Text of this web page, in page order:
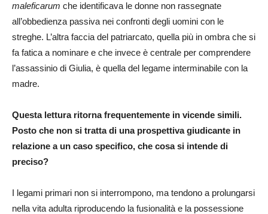
maleficarum che identificava le donne non rassegnate
all’obbedienza passiva nei confronti degli uomini con le
streghe. L’altra faccia del patriarcato, quella più in ombra che si
fa fatica a nominare e che invece è centrale per comprendere
l’assassinio di Giulia, è quella del legame interminabile con la
madre.
Questa lettura ritorna frequentemente in vicende simili.
Posto che non si tratta di una prospettiva giudicante in
relazione a un caso specifico, che cosa si intende di
preciso?
I legami primari non si interrompono, ma tendono a prolungarsi
nella vita adulta riproducendo la fusionalità e la possessione